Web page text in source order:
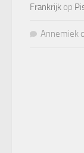
Frankrijk op
Annemiek